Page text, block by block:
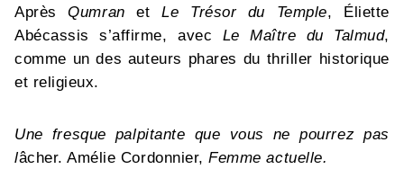
AprèsQumranetLe Trésor du Temple, Éliette
Abécassis s’affirme, avec Le Maître du Talmud,
comme un des auteurs phares du thriller historique
et religieux.
Une fresque palpitante que vous ne pourrez pas
lâcher. Amélie Cordonnier,Femme actuelle.